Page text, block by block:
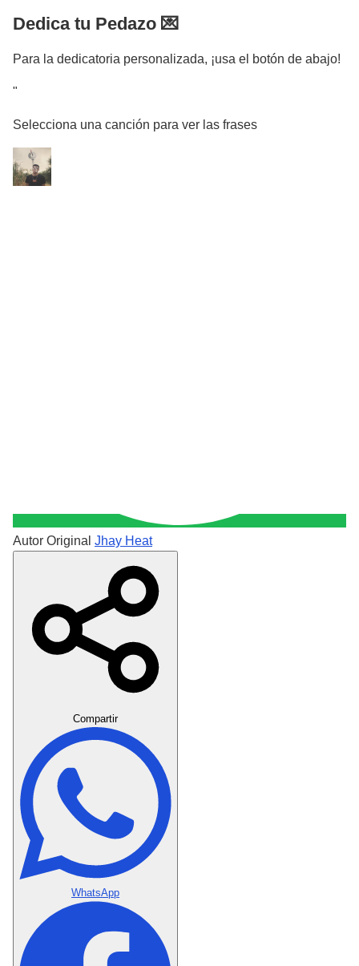
Dedica tu Pedazo 💌
Para la dedicatoria personalizada, ¡usa el botón de abajo!
"
Selecciona una canción para ver las frases
Autor Original Jhay Heat
Compartir
WhatsApp